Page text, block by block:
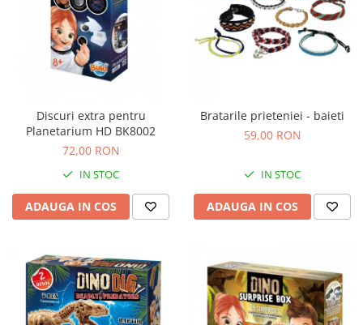
Discuri extra pentru
Planetarium HD BK8002
72,00 RON
IN STOC
ADAUGA IN COS
Bratarile prieteniei - baieti
59,00 RON
IN STOC
ADAUGA IN COS